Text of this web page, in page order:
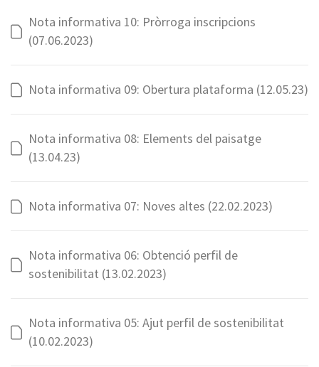
Nota informativa 10: Pròrroga inscripcions
(07.06.2023)
Nota informativa 09: Obertura plataforma (12.05.23)
Nota informativa 08: Elements del paisatge
(13.04.23)
Nota informativa 07: Noves altes (22.02.2023)
Nota informativa 06: Obtenció perfil de
sostenibilitat (13.02.2023)
Nota informativa 05: Ajut perfil de sostenibilitat
(10.02.2023)